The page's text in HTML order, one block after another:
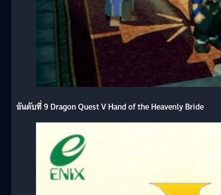
อันดับที่ 9 Dragon Quest V Hand of the Heavenly Bride